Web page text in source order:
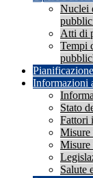
Nuclei
Atti di
Tempi
Informazioni
Stato
Fattori
Misure
Misure
Salute